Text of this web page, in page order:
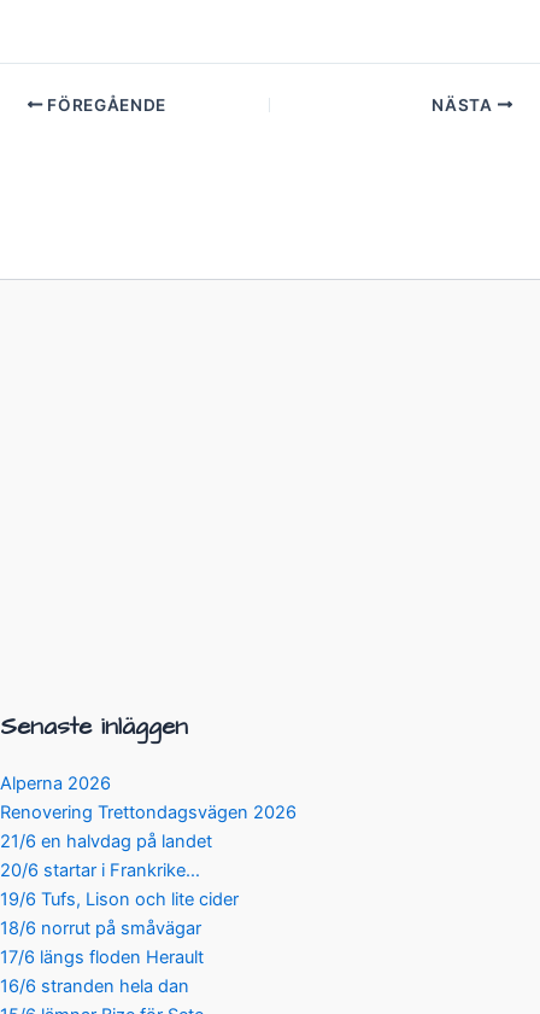
FÖREGÅENDE NÄSTA
Senaste inläggen
Alperna 2026
Renovering Trettondagsvägen 2026
21/6 en halvdag på landet
20/6 startar i Frankrike…
19/6 Tufs, Lison och lite cider
18/6 norrut på småvägar
17/6 längs floden Herault
16/6 stranden hela dan